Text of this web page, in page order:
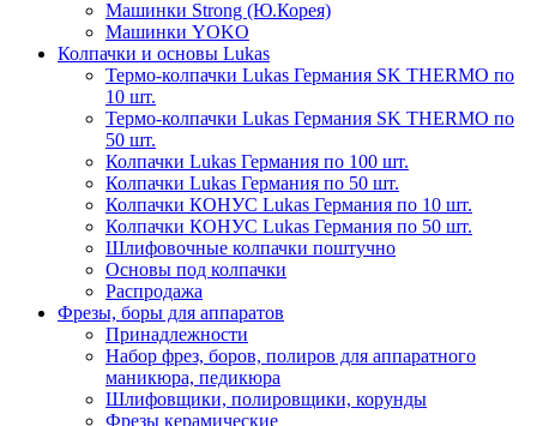
Машинки Strong (Ю.Корея)
Машинки YOKO
Колпачки и основы Lukas
Термо-колпачки Lukas Германия SK THERMO по
10 шт.
Термо-колпачки Lukas Германия SK THERMO по
50 шт.
Колпачки Lukas Германия по 100 шт.
Колпачки Lukas Германия по 50 шт.
Колпачки КОНУС Lukas Германия по 10 шт.
Колпачки КОНУС Lukas Германия по 50 шт.
Шлифовочные колпачки поштучно
Основы под колпачки
Распродажа
Фрезы, боры для аппаратов
Принадлежности
Набор фрез, боров, полиров для аппаратного
маникюра, педикюра
Шлифовщики, полировщики, корунды
Фрезы керамические